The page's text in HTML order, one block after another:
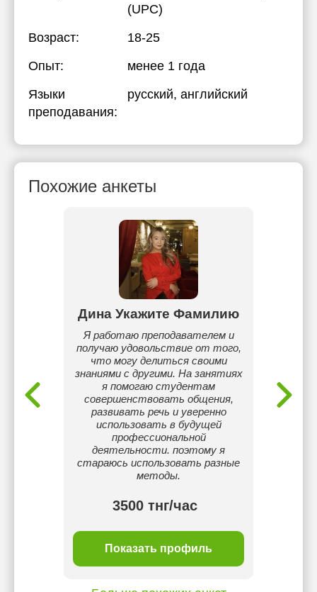
(UPC)
Возраст:
18-25
Опыт:
менее 1 года
Языки
преподавания:
русский, английский
Похожие анкеты
Дина Укажите Фамилию
Я работаю преподавателем и
получаю удовольствие от того,
что могу делиться своими
знаниями с другими. На занятиях
я помогаю студентам
совершенствовать общения,
развивать речь и уверенно
использовать в будущей
профессиональной
деятельности. поэтому я
стараюсь использовать разные
методы.
3500 тнг/час
Показать профиль